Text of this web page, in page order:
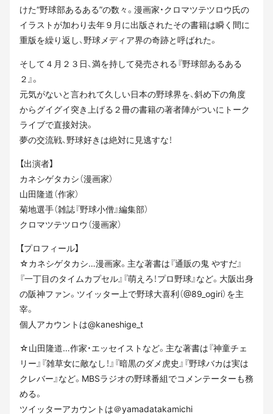
けた“野球部あるある”の数々。漫画家・クロマツテツロウ氏の
イラストが加わり去年９月に出版されたその書籍は瞬く間に
重版を繰り返し、野球メディア界の奇跡と呼ばれた。
そして４月２３日、満を持して発売される『野球部あるある
２』。
元気がないと言われて久しい日本の野球界を、斜め下の角度
からグイグイ突き上げる２冊の書籍の著者陣がついにトーク
ライブで直接対決。
夢の交流戦、野球好きは絶対に見逃すな！
【出演者】
カネシゲタカシ（漫画家）
山田隆道（作家）
菊地選手（雑誌『野球小僧』編集部）
クロマツテツロウ（漫画家）
【プロフィール】
☆カネシゲタカシ…漫画家。主な著書は『通販の鬼 やすだ』
『一丁目のタイムカプセル』『萌えろ！プロ野球』など。大阪出身
の阪神ファン。ツイッター上で野球大喜利（@89_ogiri）を主
宰。
個人アカウントは@kaneshige_t
☆山田隆道…作家・エッセイストなど。主な著書は『神童チェ
リー』『雑草女に敵なし！』『暗黒のダメ虎史』『野球バカは実は
クレバー』など。MBSラジオの野球番組でコメンテーターも務
める。
ツイッターアカウントは＠yamadatakamichi